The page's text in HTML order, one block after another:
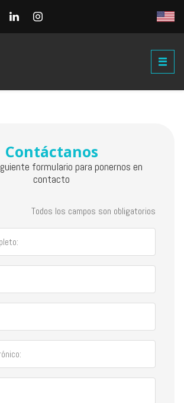
Contáctanos
formulario para ponernos en
contacto
Todos los campos son obligatorios